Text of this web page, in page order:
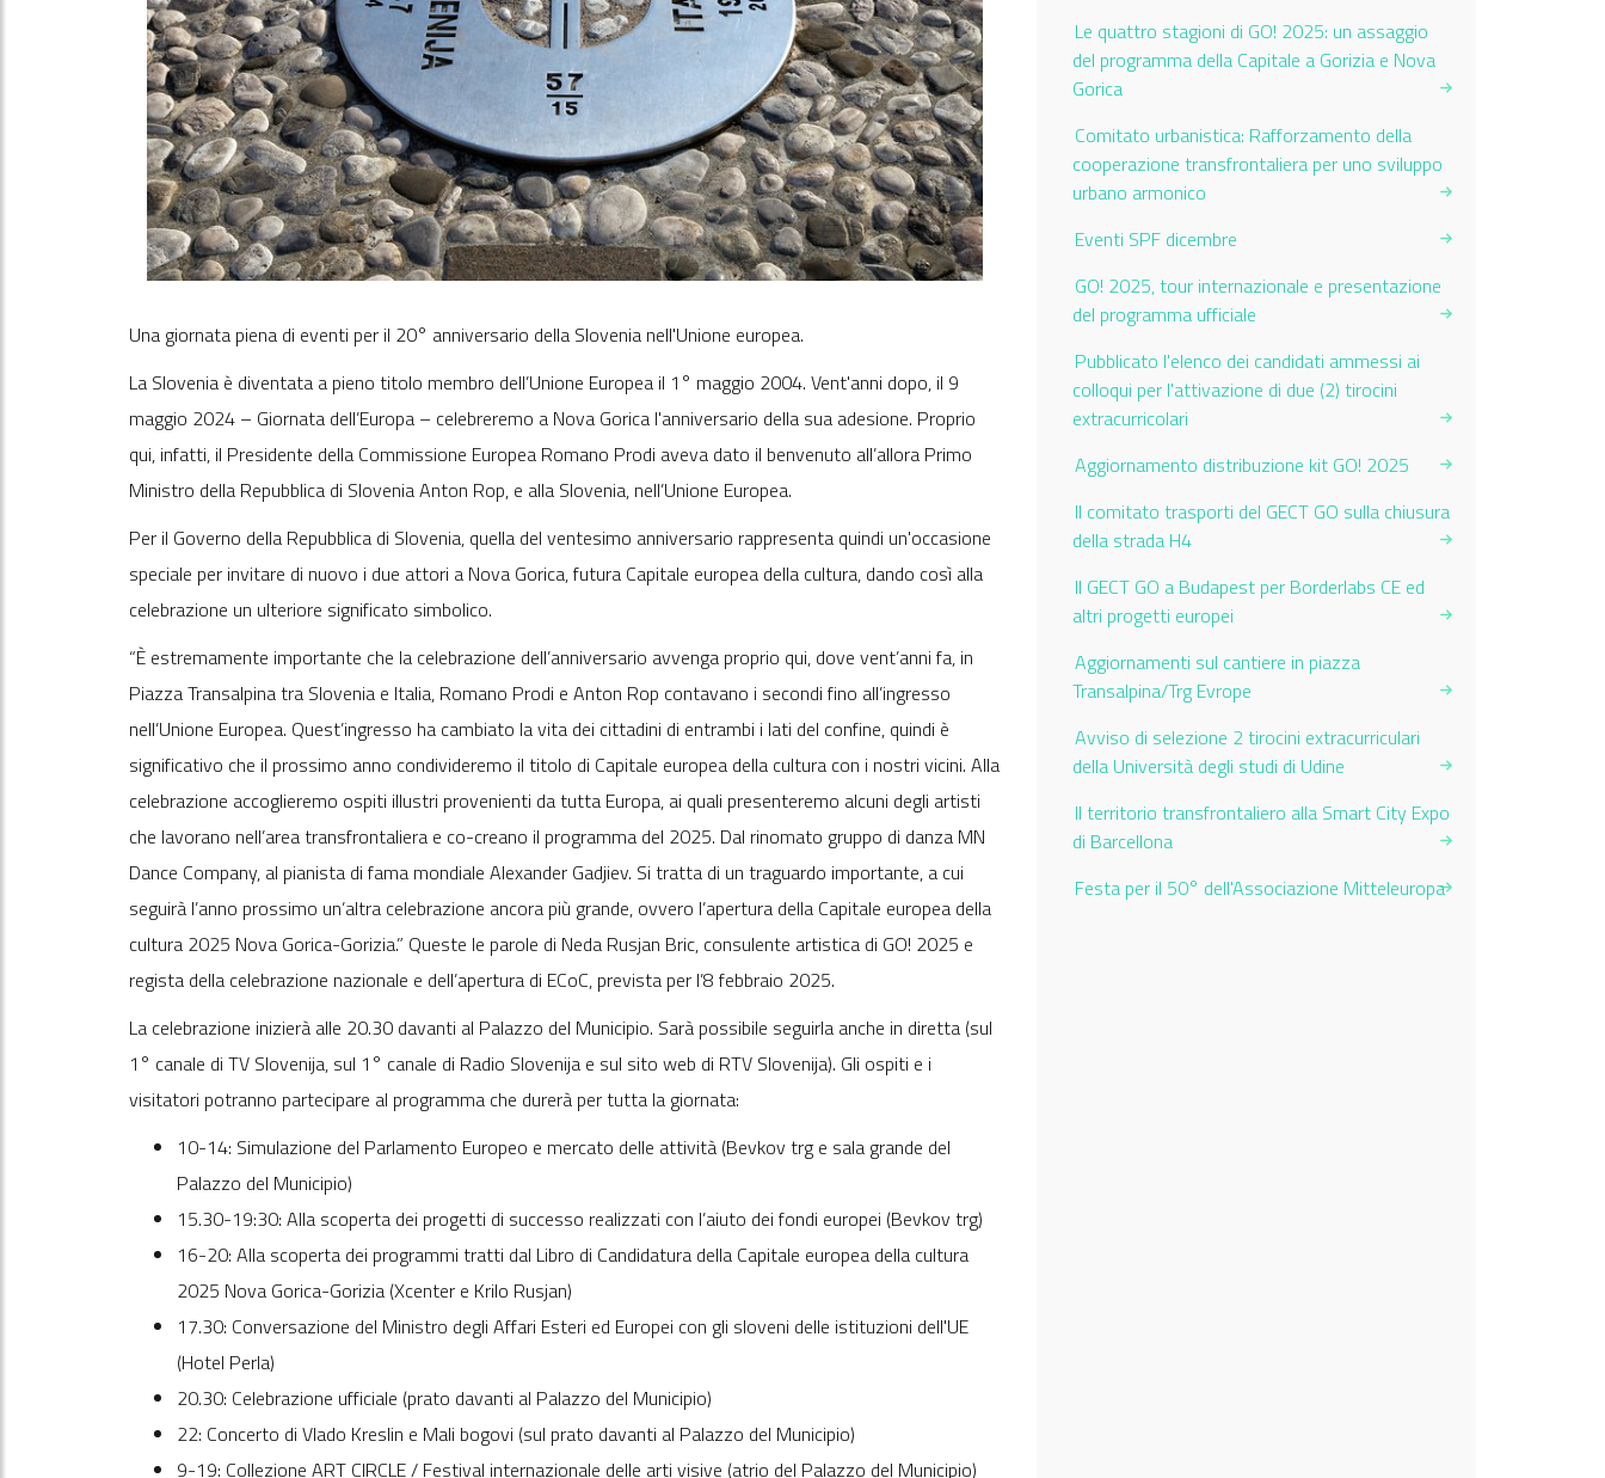
Una giornata piena di eventi per il 20° anniversario della Slovenia nell'Unione europea.
La Slovenia è diventata a pieno titolo membro dell’Unione Europea il 1° maggio 2004. Vent'anni dopo, il 9
maggio 2024 – Giornata dell’Europa – celebreremo a Nova Gorica l'anniversario della sua adesione. Proprio
qui, infatti, il Presidente della Commissione Europea Romano Prodi aveva dato il benvenuto all’allora Primo
Ministro della Repubblica di Slovenia Anton Rop, e alla Slovenia, nell’Unione Europea.
Per il Governo della Repubblica di Slovenia, quella del ventesimo anniversario rappresenta quindi un'occasione
speciale per invitare di nuovo i due attori a Nova Gorica, futura Capitale europea della cultura, dando così alla
celebrazione un ulteriore significato simbolico.
“È estremamente importante che la celebrazione dell’anniversario avvenga proprio qui, dove vent’anni fa, in
Piazza Transalpina tra Slovenia e Italia, Romano Prodi e Anton Rop contavano i secondi fino all’ingresso
nell’Unione Europea. Quest’ingresso ha cambiato la vita dei cittadini di entrambi i lati del confine, quindi è
significativo che il prossimo anno condivideremo il titolo di Capitale europea della cultura con i nostri vicini. Alla
celebrazione accoglieremo ospiti illustri provenienti da tutta Europa, ai quali presenteremo alcuni degli artisti
che lavorano nell’area transfrontaliera e co-creano il programma del 2025. Dal rinomato gruppo di danza MN
Dance Company, al pianista di fama mondiale Alexander Gadjiev. Si tratta di un traguardo importante, a cui
seguirà l’anno prossimo un’altra celebrazione ancora più grande, ovvero l’apertura della Capitale europea della
cultura 2025 Nova Gorica-Gorizia.” Queste le parole di Neda Rusjan Bric, consulente artistica di GO! 2025 e
regista della celebrazione nazionale e dell’apertura di ECoC, prevista per l’8 febbraio 2025.
La celebrazione inizierà alle 20.30 davanti al Palazzo del Municipio. Sarà possibile seguirla anche in diretta (sul
1° canale di TV Slovenija, sul 1° canale di Radio Slovenija e sul sito web di RTV Slovenija). Gli ospiti e i
visitatori potranno partecipare al programma che durerà per tutta la giornata:
10-14: Simulazione del Parlamento Europeo e mercato delle attività (Bevkov trg e sala grande del
Palazzo del Municipio)
15.30-19:30: Alla scoperta dei progetti di successo realizzati con l’aiuto dei fondi europei (Bevkov trg)
16-20: Alla scoperta dei programmi tratti dal Libro di Candidatura della Capitale europea della cultura
2025 Nova Gorica-Gorizia (Xcenter e Krilo Rusjan)
17.30: Conversazione del Ministro degli Affari Esteri ed Europei con gli sloveni delle istituzioni dell'UE
(Hotel Perla)
20.30: Celebrazione ufficiale (prato davanti al Palazzo del Municipio)
22: Concerto di Vlado Kreslin e Mali bogovi (sul prato davanti al Palazzo del Municipio)
9-19: Collezione ART CIRCLE / Festival internazionale delle arti visive (atrio del Palazzo del Municipio)
Le quattro stagioni di GO! 2025: un assaggio
del programma della Capitale a Gorizia e Nova
Gorica
Comitato urbanistica: Rafforzamento della
cooperazione transfrontaliera per uno sviluppo
urbano armonico
Eventi SPF dicembre
GO! 2025, tour internazionale e presentazione
del programma ufficiale
Pubblicato l'elenco dei candidati ammessi ai
colloqui per l'attivazione di due (2) tirocini
extracurricolari
Aggiornamento distribuzione kit GO! 2025
Il comitato trasporti del GECT GO sulla chiusura
della strada H4
Il GECT GO a Budapest per Borderlabs CE ed
altri progetti europei
Aggiornamenti sul cantiere in piazza
Transalpina/Trg Evrope
Avviso di selezione 2 tirocini extracurriculari
della Università degli studi di Udine
Il territorio transfrontaliero alla Smart City Expo
di Barcellona
Festa per il 50° dell'Associazione Mitteleuropa